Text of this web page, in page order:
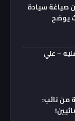
صياغة سيادة
يوضح
– علي
من نائب: